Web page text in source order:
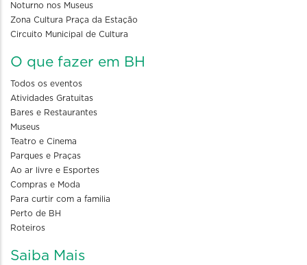
Noturno nos Museus
Zona Cultura Praça da Estação
Circuito Municipal de Cultura
O que fazer em BH
Todos os eventos
Atividades Gratuitas
Bares e Restaurantes
Museus
Teatro e Cinema
Parques e Praças
Ao ar livre e Esportes
Compras e Moda
Para curtir com a familia
Perto de BH
Roteiros
Saiba Mais